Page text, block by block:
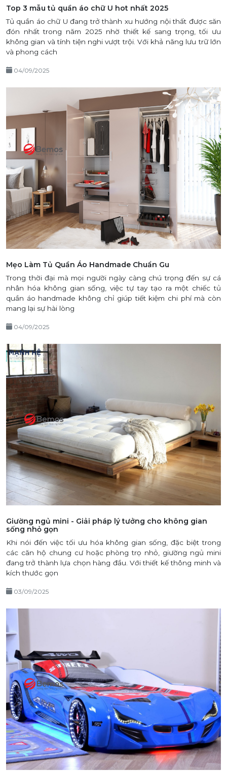
Top 3 mẫu tủ quần áo chữ U hot nhất 2025
Tủ quần áo chữ U đang trở thành xu hướng nội thất được săn
đón nhất trong năm 2025 nhờ thiết kế sang trọng, tối ưu
không gian và tính tiện nghi vượt trội. Với khả năng lưu trữ lớn
và phong cách
04/09/2025
Mẹo Làm Tủ Quần Áo Handmade Chuẩn Gu
Trong thời đại mà mọi người ngày càng chú trọng đến sự cá
nhân hóa không gian sống, việc tự tay tạo ra một chiếc tủ
quần áo handmade không chỉ giúp tiết kiệm chi phí mà còn
mang lại sự hài lòng
04/09/2025
Giường ngủ mini - Giải pháp lý tưởng cho không gian
sống nhỏ gọn
Khi nói đến việc tối ưu hóa không gian sống, đặc biệt trong
các căn hộ chung cư hoặc phòng trọ nhỏ, giường ngủ mini
đang trở thành lựa chọn hàng đầu. Với thiết kế thông minh và
kích thước gọn
03/09/2025